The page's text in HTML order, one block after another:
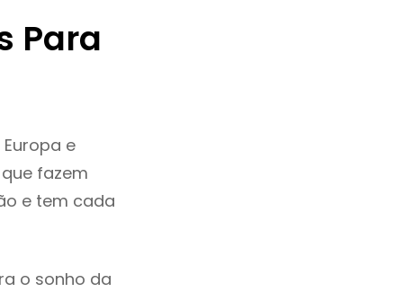
Para
e
fazem
e tem cada
o sonho da